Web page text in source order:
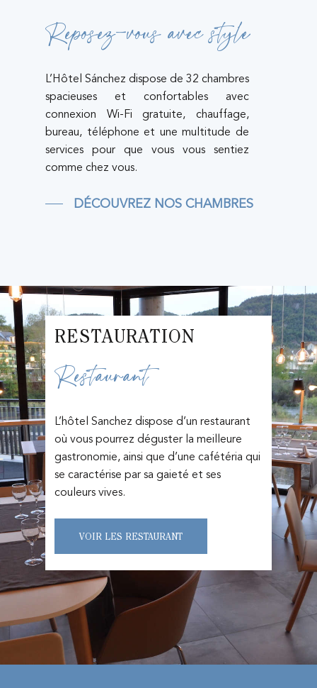
Reposez-vous avec style
L’Hôtel Sánchez dispose de 32 chambres
spacieuses et confortables avec
connexion Wi-Fi gratuite, chauffage,
bureau, téléphone et une multitude de
services pour que vous vous sentiez
comme chez vous.
DÉCOUVREZ NOS CHAMBRES
RESTAURATION
Restaurant
L’hôtel Sanchez dispose d’un restaurant
où vous pourrez déguster la meilleure
gastronomie, ainsi que d’une cafétéria qui
se caractérise par sa gaieté et ses
couleurs vives.
VOIR LES RESTAURANT